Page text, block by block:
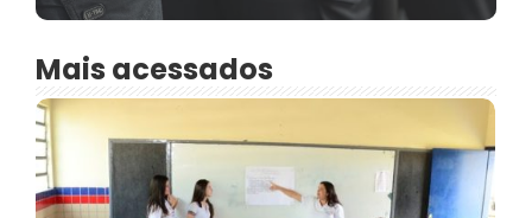
Mais acessados